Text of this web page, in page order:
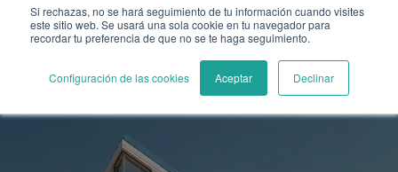
Si rechazas, no se hará seguimiento de tu información cuando visites
este sitio web. Se usará una sola cookie en tu navegador para
recordar tu preferencia de que no se te haga seguimiento.
Configuración de las cookies Aceptar Declinar
Solicita
información